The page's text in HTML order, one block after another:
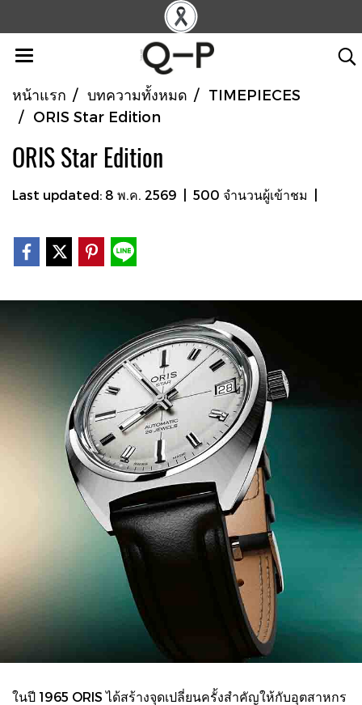
หน้าแรก บทความทั้งหมด
TIMEPIECES
ORIS Star Edition
ORIS Star Edition
Last updated: 8 พ.ค. 2569 500 จำนวนผู้เข้าชม
ในปี 1965 ORIS ได้สร้างจุดเปลี่ยนครั้งสำคัญให้กับอุตสาหกร